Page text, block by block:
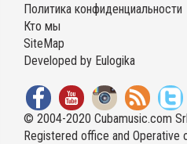
Политика конфиденциальности
Кто мы
SiteMap
Developed by Eulogika
© 2004-2020 Cubamusic.com Srl
Registered office and Operative